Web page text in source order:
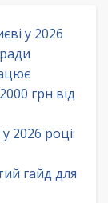
у 2026
грн від
2026 році:
гайд для